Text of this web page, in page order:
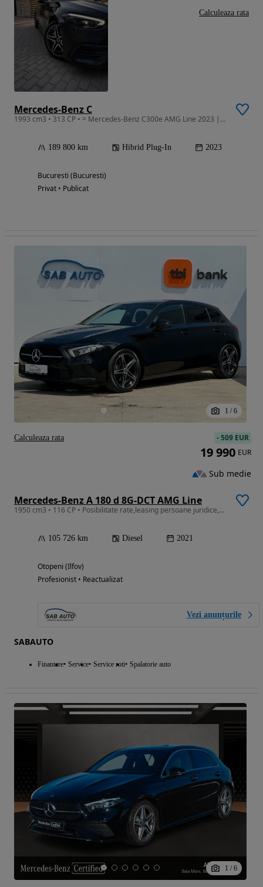
Mercedes-Benz C
1993 cm3 • 313 CP • = Mercedes-Benz C300e AMG Line 2023 | AMG line =
189 800 km Hibrid Plug-In 2023
Bucuresti (Bucuresti)
Privat • Publicat
Calculeaza rata
1 / 6
Mercedes-Benz A 180 d 8G-DCT AMG Line
1950 cm3 • 116 CP • Posibilitate rate,leasing persoane juridice,fizice avans 0 30%
105 726 km Diesel 2021
Otopeni (Ilfov)
Profesionist • Reactualizat
Vezi anunțurile
SABAUTO
Finantare Service Service roti Spalatorie auto
-509 EUR
19 990 EUR
Sub medie
Calculeaza rata
1 / 6